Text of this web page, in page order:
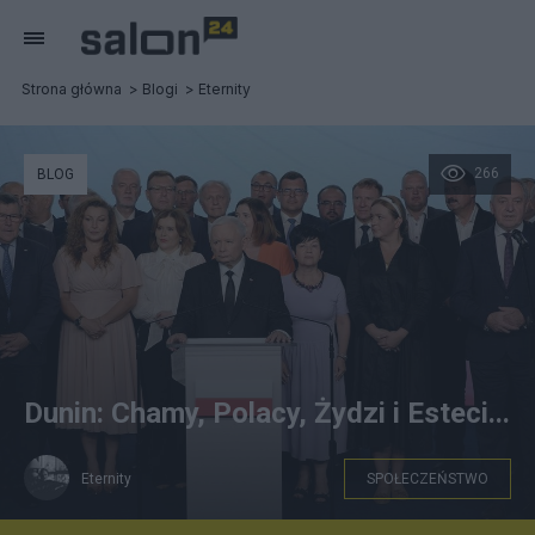
Strona główna Blogi Eternity
266
BLOG
Dunin: Chamy, Polacy, Żydzi i Esteci...
Eternity SPOŁECZEŃSTWO